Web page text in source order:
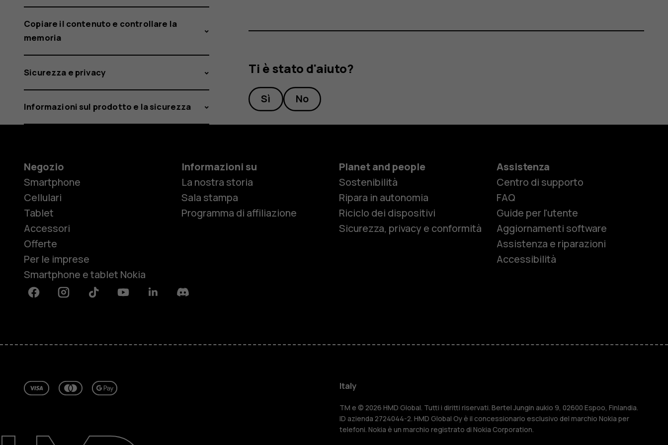
Smartphone
Cellulari
HMD Terra M
Per le imprese
Tablet
Informazioni su
Ti è stato d'aiuto?
Sì No
Copiare il contenuto e controllare la
memoria
Sicurezza e privacy
Informazioni sul prodotto e la sicurezza
Negozio
Smartphone
Cellulari
Tablet
Accessori
Offerte
Per le imprese
Smartphone e tablet Nokia
Informazioni su
La nostra storia
Sala stampa
Programma di affiliazione
Planet and people
Sostenibilità
Ripara in autonomia
Riciclo dei dispositivi
Sicurezza, privacy e conformità
Assistenza
Centro di supporto
FAQ
Guide per l'utente
Aggiornamenti software
Assistenza e riparazioni
Accessibilità
FacebookInstagramTiktok YoutubeLinkedinDiscord
Italy
TM e © 2026 HMD Global. Tutti i diritti riservati. Bertel Jungin aukio 9, 02600 Espoo, Finlandia.
ID azienda 2724044-2. HMD Global Oy è il concessionario esclusivo del marchio Nokia per
telefoni. Nokia è un marchio registrato di Nokia Corporation.